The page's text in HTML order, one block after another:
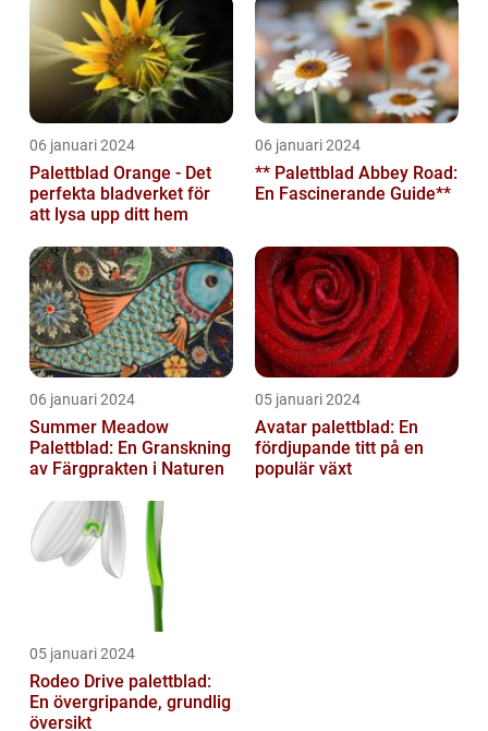
06 januari 2024
Palettblad Orange - Det
perfekta bladverket för
att lysa upp ditt hem
06 januari 2024
** Palettblad Abbey Road:
En Fascinerande Guide**
06 januari 2024
Summer Meadow
Palettblad: En Granskning
av Färgprakten i Naturen
05 januari 2024
Avatar palettblad: En
fördjupande titt på en
populär växt
05 januari 2024
Rodeo Drive palettblad:
En övergripande, grundlig
översikt